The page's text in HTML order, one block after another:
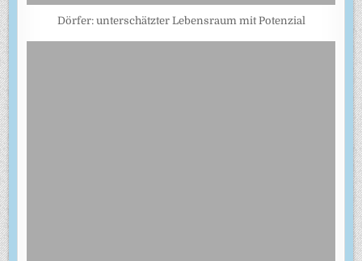
Dörfer: unterschätzter Lebensraum mit Potenzial